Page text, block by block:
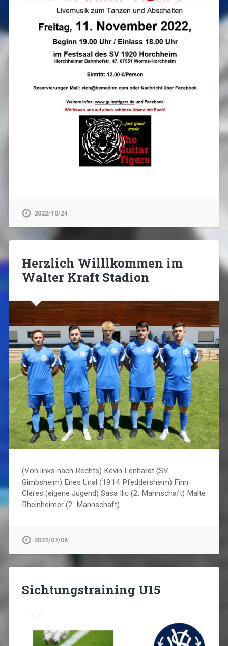
2022/10/24
Herzlich Willlkommen im
Walter Kraft Stadion
(Von links nach Rechts) Kevin Lenhardt (SV
Gimbsheim) Enes Ünal (1914 Pfeddersheim) Finn
Cleres (eigene Jugend) Sasa Ilic (2. Mannschaft) Malte
Rheinheimer (2. Mannschaft)
2022/07/06
Sichtungstraining U15